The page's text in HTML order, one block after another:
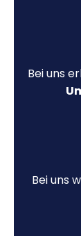
Bei uns
Bei uns